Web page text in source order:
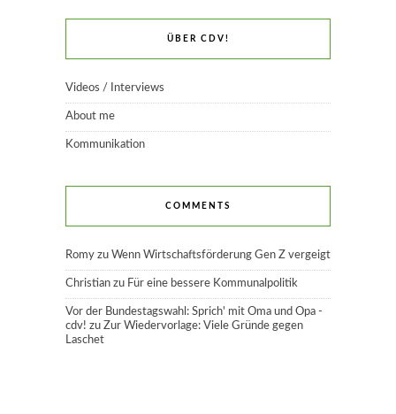
ÜBER CDV!
Videos / Interviews
About me
Kommunikation
COMMENTS
Romy zu Wenn Wirtschaftsförderung Gen Z vergeigt
Christian zu Für eine bessere Kommunalpolitik
Vor der Bundestagswahl: Sprich' mit Oma und Opa -
cdv! zu Zur Wiedervorlage: Viele Gründe gegen
Laschet